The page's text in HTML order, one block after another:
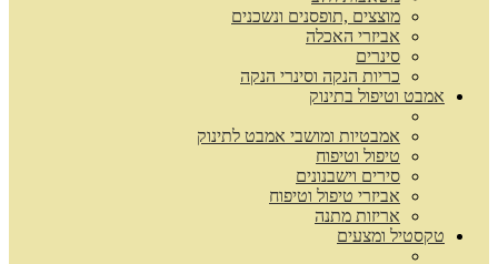
מוצצים ,תופסנים ונשכנים
אביזרי האכלה
סינרים
כריות הנקה וסינרי הנקה
אמבט וטיפול בתינוק
אמבטיות ומושבי אמבט לתינוק
טיפול וטיפוח
סירים וישבנונים
אביזרי טיפול וטיפוח
אריזות מתנה
טקסטיל ומצעים